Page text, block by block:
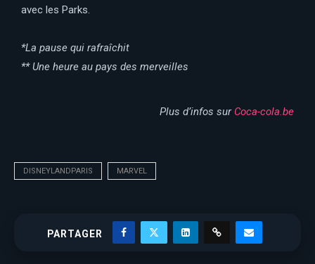
avec les Parks.
*La pause qui rafraîchit
** Une heure au pays des merveilles
Plus d’infos sur Coca-cola.be
DISNEYLANDPARIS MARVEL
PARTAGER